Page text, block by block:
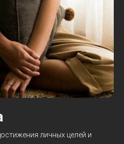
личных целей и